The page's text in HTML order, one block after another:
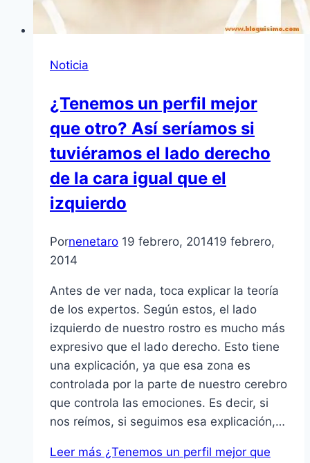
Noticia
¿Tenemos un perfil mejor
que otro? Así seríamos si
tuviéramos el lado derecho
de la cara igual que el
izquierdo
Pornenetaro 19 febrero, 201419 febrero,
2014
Antes de ver nada, toca explicar la teoría
de los expertos. Según estos, el lado
izquierdo de nuestro rostro es mucho más
expresivo que el lado derecho. Esto tiene
una explicación, ya que esa zona es
controlada por la parte de nuestro cerebro
que controla las emociones. Es decir, si
nos reímos, si seguimos esa explicación,…
Leer más ¿Tenemos un perfil mejor que